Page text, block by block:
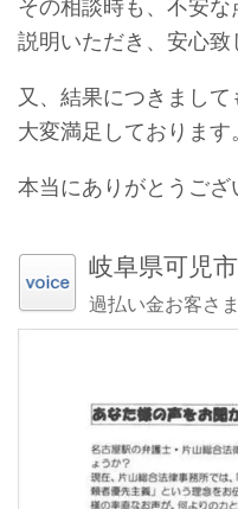
その相談時も、不安
説明いただき、安心致
又、結果につきまして
大変満足しております
本当にありがとうござ
岐阜県可児
過払い金お客さ